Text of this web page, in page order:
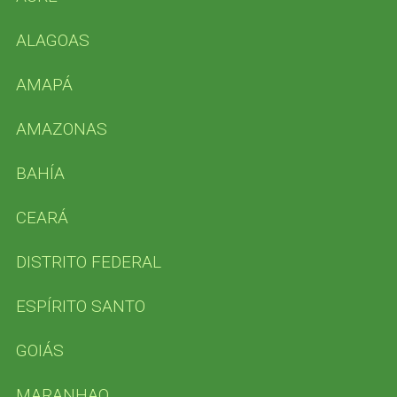
ALAGOAS
AMAPÁ
AMAZONAS
BAHÍA
CEARÁ
DISTRITO FEDERAL
ESPÍRITO SANTO
GOIÁS